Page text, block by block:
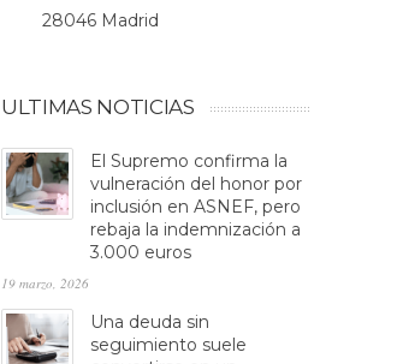
28046 Madrid
ULTIMAS NOTICIAS
El Supremo confirma la
vulneración del honor por
inclusión en ASNEF, pero
rebaja la indemnización a
3.000 euros
19 marzo, 2026
Una deuda sin
seguimiento suele